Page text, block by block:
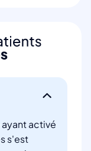
activé
s'est